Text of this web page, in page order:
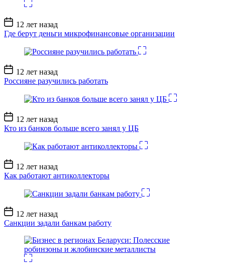
Дата
записи
12 лет назад
Где берут деньги микрофинансовые организации
Дата
записи
12 лет назад
Россияне разучились работать
Дата
записи
12 лет назад
Кто из банков больше всего занял у ЦБ
Дата
записи
12 лет назад
Как работают антиколлекторы
Дата
записи
12 лет назад
Санкции задали банкам работу